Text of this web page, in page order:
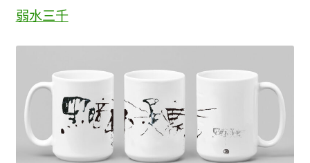
弱水三千